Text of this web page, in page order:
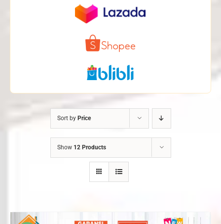
Sort by Price
Show 12 Products